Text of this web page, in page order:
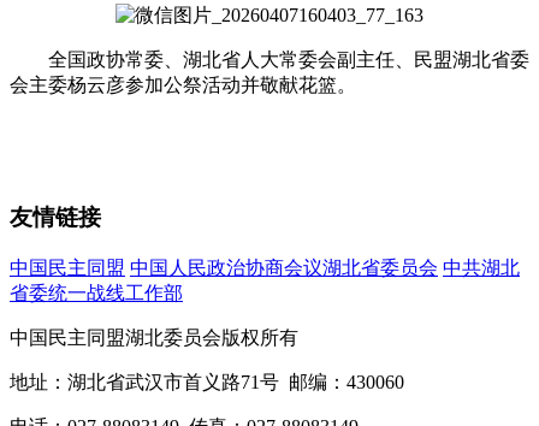
全国政协常委、湖北省人大常委会副主任、民盟湖北省委
会主委杨云彦参加公祭活动并敬献花篮。
友情链接
中国民主同盟 中国人民政治协商会议湖北省委员会 中共湖北
省委统一战线工作部
中国民主同盟湖北委员会版权所有
地址：湖北省武汉市首义路71号 邮编：430060